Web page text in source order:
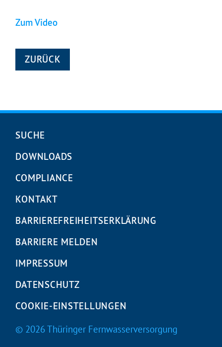
Zum Video
ZURÜCK
Navigation
SUCHE
DOWNLOADS
COMPLIANCE
KONTAKT
BARRIEREFREIHEITS­ERKLÄRUNG
BARRIERE MELDEN
IMPRESSUM
DATENSCHUTZ
COOKIE-EINSTELLUNGEN
© 2026 Thüringer Fernwasserversorgung